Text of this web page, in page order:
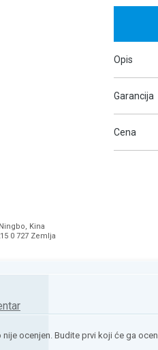
Kina
0 727 Zemlja
Opis
Garancija
Cena
nije ocenjen. Budite prvi koji će ga